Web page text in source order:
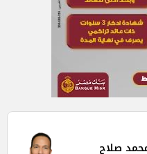
صلاح